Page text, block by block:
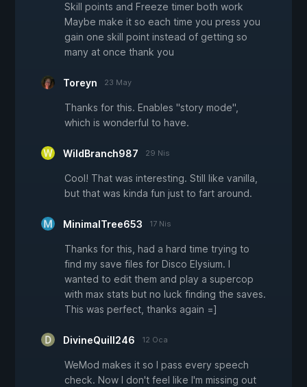
Skill points and Freeze timer both work
Maybe make it so each time you press you
gain one skill point instead of getting so
many at once thank you
Toreyn 23 May
Thanks for this. Enables "story mode",
which is wonderful to have.
WildBranch987 29 Nis
Cool! That was interesting. Still like vanilla,
but that was kinda fun just to fart around.
MinimalTree653 17 Nis
Thanks for this, had a hard time trying to
find my save files for Disco Elysium. I
wanted to edit them and play a supercop
with max stats but no luck finding the saves.
This was perfect, thanks again =]
DivineQuill246 12 Oca
WeMod makes it so I pass every speech
check. Now I don't feel like I'm missing out